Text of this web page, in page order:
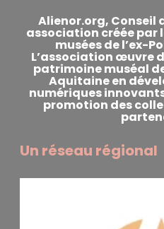
Alienor.org, Conseil
association créée par
musées de l’ex-
L’association œuvre
patrimoine muséal
Aquitaine en
numériques
promotion des
Un réseau régional